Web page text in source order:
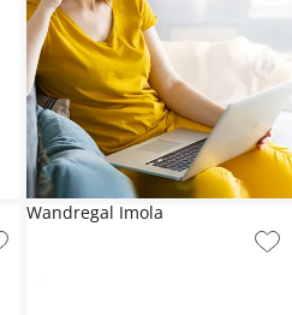
Wandregal Imola